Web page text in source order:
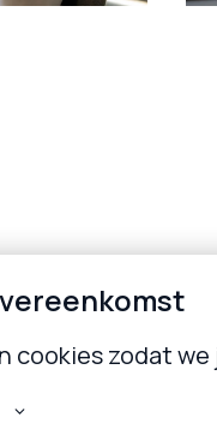
cookies zodat